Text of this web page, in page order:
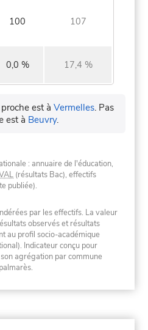
100 107
0,0 % 17,4 %
est àVermelles. Pas
est à Beuvry.
: annuaire de l'éducation,
(résultats Bac), effectifs
publiée).
par les effectifs. La valeur
observés et résultats
au profil socio-académique
Indicateur conçu pour
agrégation par commune